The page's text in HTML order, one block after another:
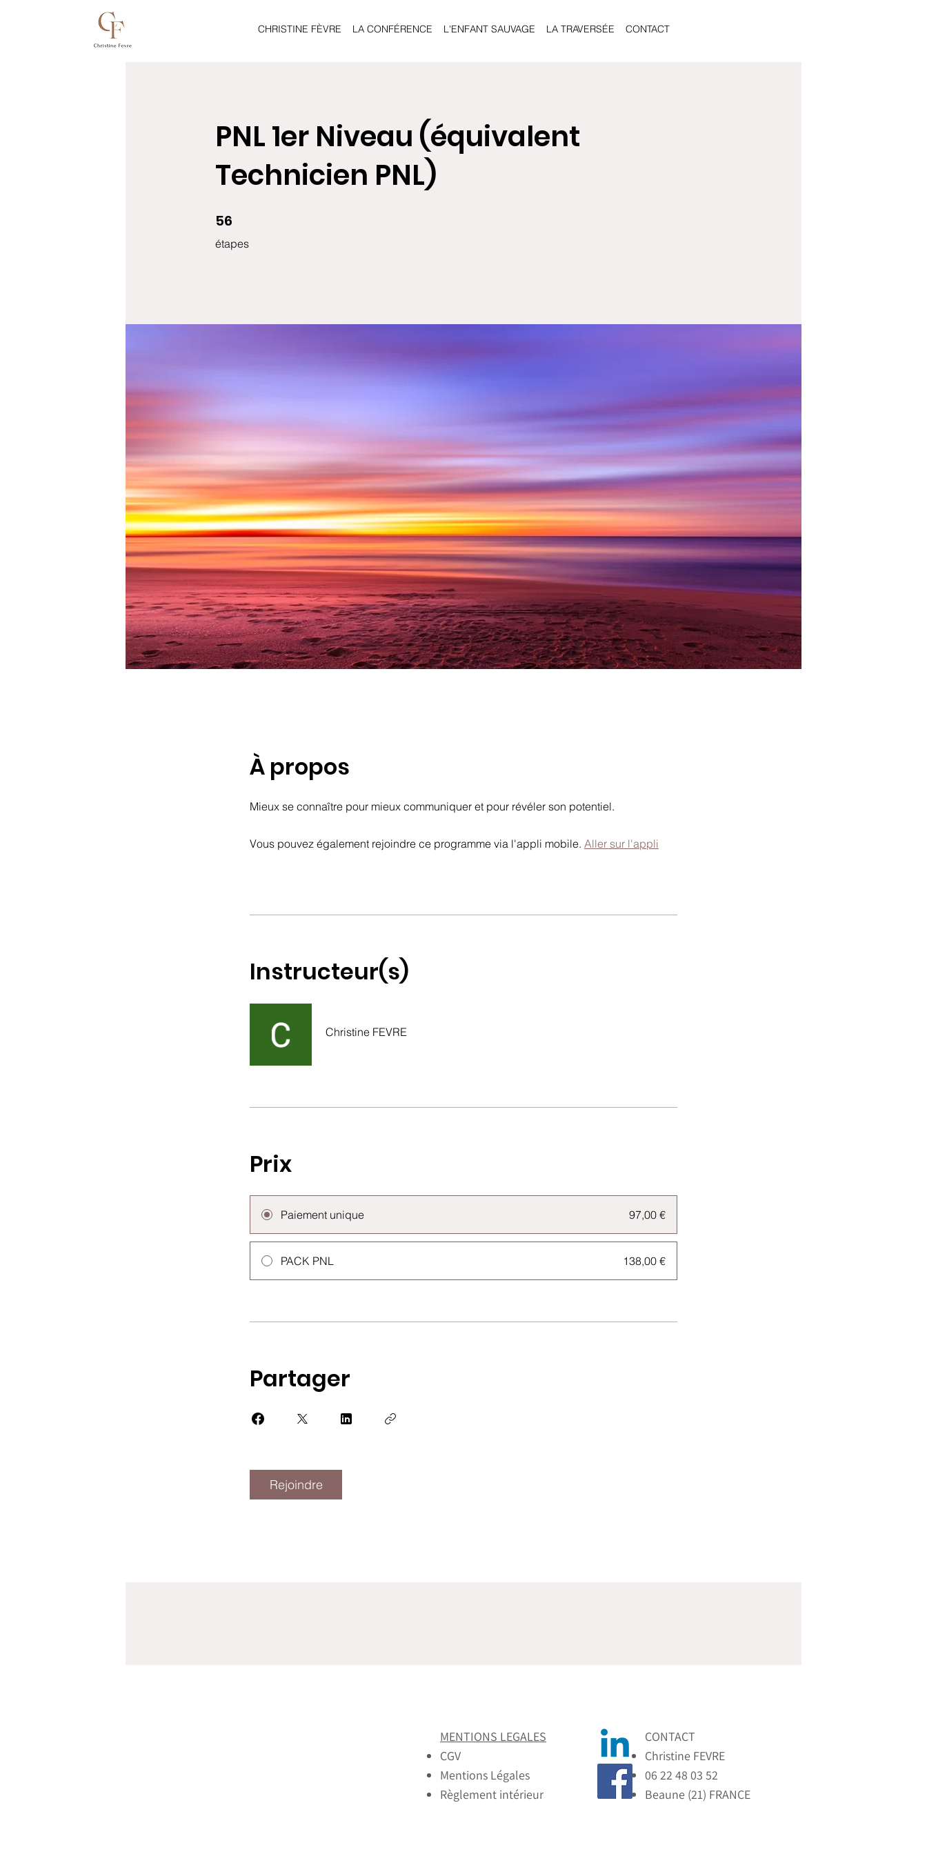
CHRISTINE FÈVRE LA CONFÉRENCE L'ENFANT SAUVAGE LA TRAVERSÉE CONTACT
PNL 1er Niveau (équivalent
Technicien PNL)
56
étapes
56 étapes
À propos
Mieux se connaître pour mieux communiquer et pour révéler son potentiel.
Vous pouvez également rejoindre ce programme via l'appli mobile. Aller sur l'appli
Instructeur(s)
Christine FEVRE
Prix
Paiement unique 97,00 €
PACK PNL 138,00 €
Partager
Rejoindre
MENTIONS LEGALES
CGV
Mentions Légales
Règlement intérieur
CONTACT
Christine FEVRE
06 22 48 03 52
Beaune (21) FRANCE